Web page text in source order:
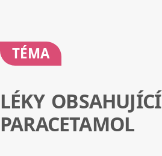
TÉMA
LÉKY OBSAHUJÍCÍ
PARACETAMOL